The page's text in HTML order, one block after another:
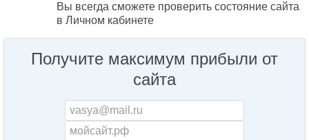
Вы всегда сможете проверить состояние сайта
в Личном кабинете
Получите максимум прибыли от
сайта